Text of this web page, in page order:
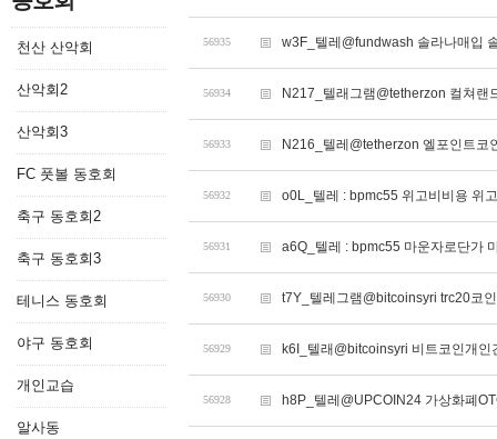
천산 산악회
산악회2
산악회3
FC 풋볼 동호회
축구 동호회2
축구 동호회3
테니스 동호회
야구 동호회
개인교습
알사동
56935 w3F_텔레@fundwash 솔라나매입
56934 N217_텔래그램@tetherzon 컬쳐랜
56933 N216_텔레@tetherzon 엘포인트코
56932 o0L_텔레 : bpmc55 위고비비용 위
56931 a6Q_텔레 : bpmc55 마운자로단가
56930 t7Y_텔레그램@bitcoinsyri trc20코
56929 k6I_텔래@bitcoinsyri 비트코인개
56928 h8P_텔레@UPCOIN24 가상화폐